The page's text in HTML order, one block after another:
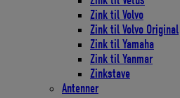
Zink til Volvo
Zink til Volvo Original
Zink til Yamaha
Zink til Yanmar
Zinkstave
Antenner